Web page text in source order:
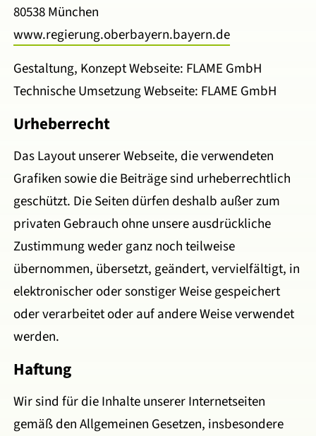
80538 München
www.regierung.oberbayern.bayern.de
Gestaltung, Konzept Webseite: FLAME GmbH
Technische Umsetzung Webseite: FLAME GmbH
Urheberrecht
Das Layout unserer Webseite, die verwendeten
Grafiken sowie die Beiträge sind urheberrechtlich
geschützt. Die Seiten dürfen deshalb außer zum
privaten Gebrauch ohne unsere ausdrückliche
Zustimmung weder ganz noch teilweise
übernommen, übersetzt, geändert, vervielfältigt, in
elektronischer oder sonstiger Weise gespeichert
oder verarbeitet oder auf andere Weise verwendet
werden.
Haftung
Wir sind für die Inhalte unserer Internetseiten
gemäß den Allgemeinen Gesetzen, insbesondere